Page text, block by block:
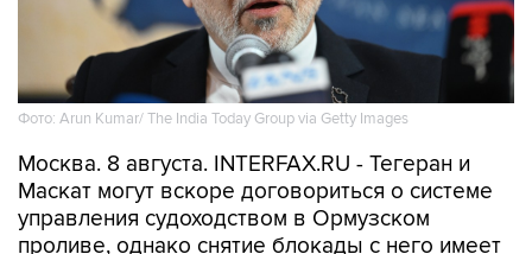
Фото: Arun Kumar/ The India Today Group via Getty Images
Москва. 8 августа. INTERFAX.RU - Тегеран и
Маскат могут вскоре договориться о системе
управления судоходством в Ормузском
проливе, однако снятие блокады с него имеет